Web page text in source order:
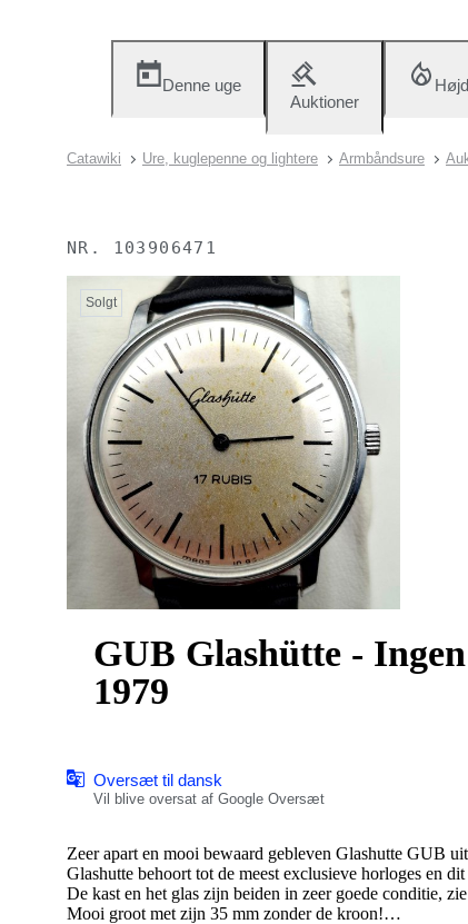
Denne uge
Auktioner
Catawiki Ure, kuglepenne og lightere Armbåndsure
NR. 103906471
Solgt
GUB Glashütte -
1979
Oversæt til dansk
Vil blive oversat af Google Oversæt
Zeer apart en mooi bewaard gebleven Glashutte GUB
Glashutte behoort tot de meest exclusieve horloges en
De kast en het glas zijn beiden in zeer goede conditie,
Mooi groot met zijn 35 mm zonder de kroon!